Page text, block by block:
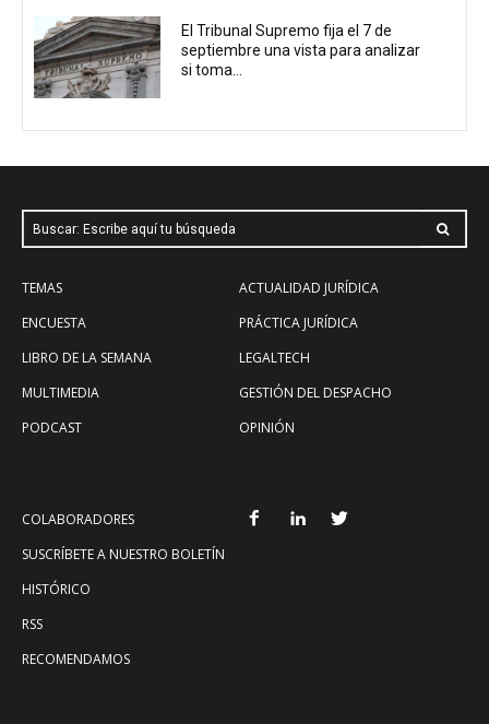
El Tribunal Supremo fija el 7 de
septiembre una vista para analizar
si toma...
Buscar: Escribe aquí tu búsqueda
TEMAS
ENCUESTA
LIBRO DE LA SEMANA
MULTIMEDIA
PODCAST
ACTUALIDAD JURÍDICA
PRÁCTICA JURÍDICA
LEGALTECH
GESTIÓN DEL DESPACHO
OPINIÓN
COLABORADORES
SUSCRÍBETE A NUESTRO BOLETÍN
HISTÓRICO
RSS
RECOMENDAMOS